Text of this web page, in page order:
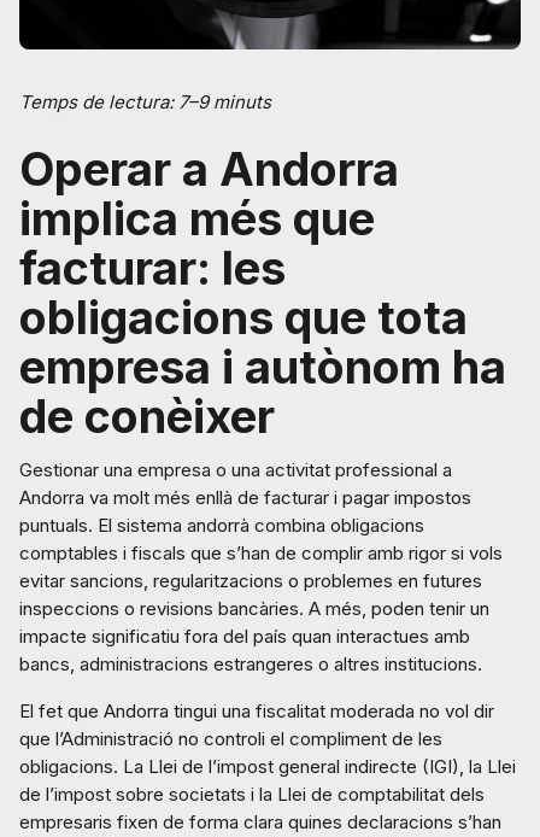
Temps de lectura: 7–9 minuts
Operar a Andorra
implica més que
facturar: les
obligacions que tota
empresa i autònom ha
de conèixer
Gestionar una empresa o una activitat professional a
Andorra va molt més enllà de facturar i pagar impostos
puntuals. El sistema andorrà combina obligacions
comptables i fiscals que s’han de complir amb rigor si vols
evitar sancions, regularitzacions o problemes en futures
inspeccions o revisions bancàries. A més, poden tenir un
impacte significatiu fora del país quan interactues amb
bancs, administracions estrangeres o altres institucions.
El fet que Andorra tingui una fiscalitat moderada no vol dir
que l’Administració no controli el compliment de les
obligacions. La Llei de l’impost general indirecte (IGI), la Llei
de l’impost sobre societats i la Llei de comptabilitat dels
empresaris fixen de forma clara quines declaracions s’han